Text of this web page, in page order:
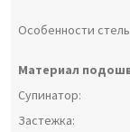
Особенности
Материал
Супинатор:
Застежка: